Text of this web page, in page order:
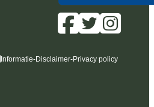
Informatie-Disclaimer-Privacy policy